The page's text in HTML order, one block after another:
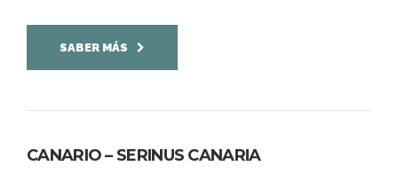
SABER MÁS
CANARIO – SERINUS CANARIA